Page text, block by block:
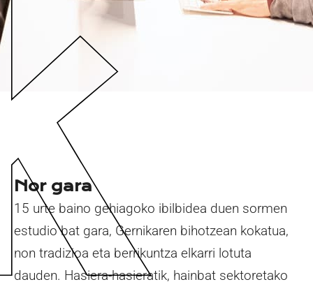
Nor gara
15 urte baino gehiagoko ibilbidea duen sormen
estudio bat gara, Gernikaren bihotzean kokatua,
non tradizioa eta berrikuntza elkarri lotuta
dauden. Hasiera-hasieratik, hainbat sektoretako